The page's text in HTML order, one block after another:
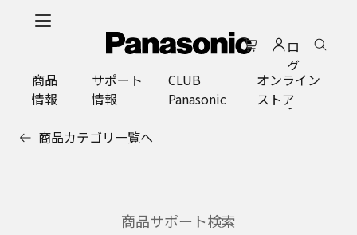
ロ
グ
イ
ン
商品
情報
サポート
情報
CLUB
Panasonic
オンライン
ストア
商品カテゴリ一覧へ
商品サポート検索